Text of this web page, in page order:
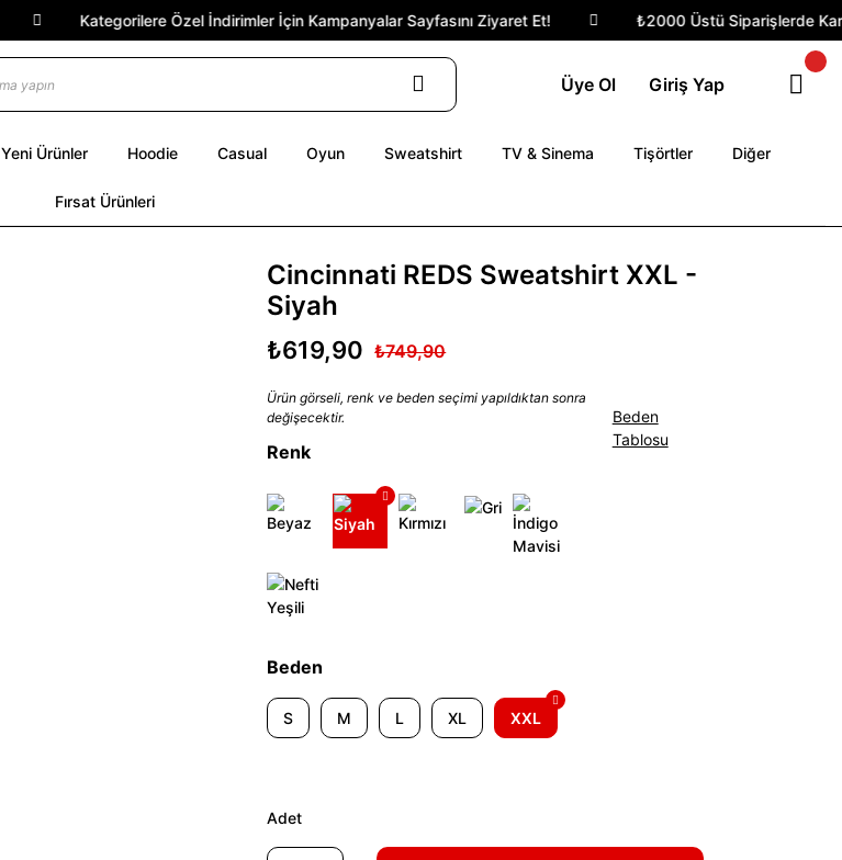
Kategorilere Özel İndirimler İçin Kampanyalar Sayfasını Ziyaret Et! ₺2000 Üstü Siparişlerde
Üye Ol Giriş Yap
Yeni Ürünler Hoodie Casual Oyun Sweatshirt TV & Sinema Tişörtler Diğer
Fırsat Ürünleri
Cincinnati REDS Sweatshirt XXL -
Siyah
₺619,90 ₺749,90
Ürün görseli, renk ve beden seçimi yapıldıktan sonra
değişecektir.
Renk
Beden
S M L XL XXL
Beden
Tablosu
Adet